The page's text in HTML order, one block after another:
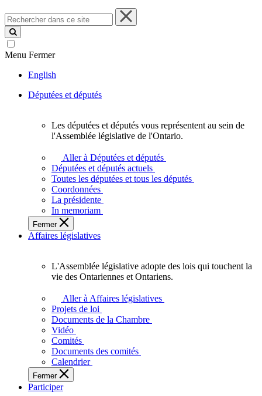
Rechercher
dans
ce
site
Menu Fermer
English
Députées et députés
députés
vous
représentent
sein
de
l'Assemblée
législative
l'Ontario.
Les députées et députés vous représentent au sein de
l'Assemblée législative de l'Ontario.
Aller à Députées et députés
Députées et députés actuels
Toutes les députées et tous les députés
Coordonnées
La présidente
In memoriam
Fermer
Affaires législatives
L'Assemblée
adopte
touchent
des
Ontariennes
et
L'Assemblée législative adopte des lois qui touchent la
vie des Ontariennes et Ontariens.
Aller à Affaires législatives
Projets de loi
Documents de la Chambre
Vidéo
Comités
Documents des comités
Calendrier
Fermer
Participer